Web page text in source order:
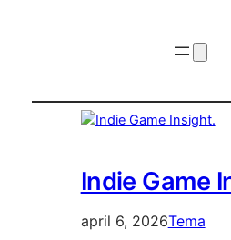
Indie Game
april 6, 2026Tema